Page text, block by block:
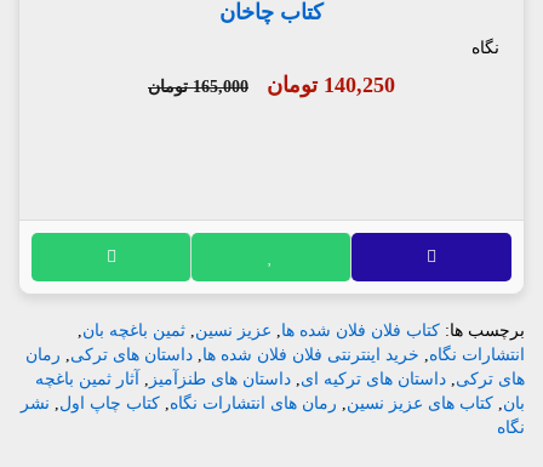
کتاب چاخان
نگاه
140,250 تومان 165,000 تومان
برچسب ها: کتاب فلان فلان شده ها عزیز نسین ثمین باغچه بان
انتشارات نگاه
خرید اینترنتی فلان فلان شده ها داستان های ترکی
رمان
های ترکی داستان های ترکیه ای داستان های طنزآمیز
آثار ثمین باغچه
بان کتاب های عزیز نسین رمان های انتشارات نگاه کتاب چاپ اول
نشر
نگاه